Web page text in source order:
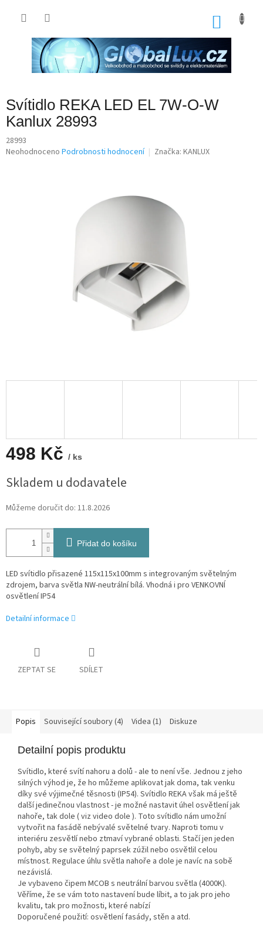
Svítidlo REKA LED EL 7W-O-W
Kanlux 28993
28993
Průměrné
Neohodnoceno Podrobnosti hodnocení Značka: KANLUX
498 Kč / ks
cena:
Skladem u dodavatele
Můžeme doručit do: 11.8.2026
Přidat do košíku
LED svítidlo přisazené 115x115x100mm s integrovaným světelným
zdrojem, barva světla NW-neutrální bílá. Vhodná i pro VENKOVNÍ
osvětlení IP54
Detailní informace
ZEPTAT SE SDÍLET
Popis Související soubory (4) Videa (1) Diskuze
Detailní popis produktu
Svítidlo, které svítí nahoru a dolů - ale to není vše. Jednou z jeho
silných výhod je, že ho můžeme aplikovat jak doma, tak venku
díky své výjimečné těsnosti (IP54). Svítidlo REKA však má ještě
další jedinečnou vlastnost - je možné nastavit úhel osvětlení jak
nahoře, tak dole ( viz video dole ). Toto svítidlo nám umožní
vytvořit na fasádě nebývalé světelné tvary. Naproti tomu v
interiéru zesvětlí nebo ztmaví vybrané oblasti. Stačí jen jeden
pohyb, aby se světelný paprsek zúžil nebo osvětlil celou
místnost. Regulace úhlu světla nahoře a dole je navíc na sobě
nezávislá.
Je vybaveno čipem MCOB s neutrální barvou světla (4000K).
Věříme, že se vám toto nastavení bude líbit, a to jak pro jeho
kvalitu, tak pro možnosti, které nabízí
Doporučené použití: osvětlení fasády, stěn a atd.